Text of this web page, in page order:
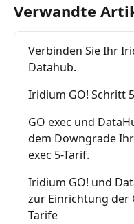
Verwandte
Verbinden Sie Ihr
Datahub.
Iridium GO! Schritt
GO exec und
dem Downgrade
exec 5-Tarif.
Iridium GO! und
zur Einrichtung der
Tarife